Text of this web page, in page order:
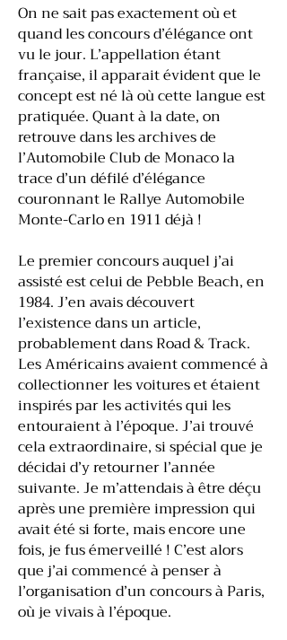
On ne sait pas exactement où et
quand les concours d’élégance ont
vu le jour. L’appellation étant
française, il apparait évident que le
concept est né là où cette langue est
pratiquée. Quant à la date, on
retrouve dans les archives de
l’Automobile Club de Monaco la
trace d’un défilé d’élégance
couronnant le Rallye Automobile
Monte-Carlo en 1911 déjà !
Le premier concours auquel j’ai
assisté est celui de Pebble Beach, en
1984. J’en avais découvert
l’existence dans un article,
probablement dans Road & Track.
Les Américains avaient commencé à
collectionner les voitures et étaient
inspirés par les activités qui les
entouraient à l’époque. J’ai trouvé
cela extraordinaire, si spécial que je
décidai d’y retourner l’année
suivante. Je m’attendais à être déçu
après une première impression qui
avait été si forte, mais encore une
fois, je fus émerveillé ! C’est alors
que j’ai commencé à penser à
l’organisation d’un concours à Paris,
où je vivais à l’époque.